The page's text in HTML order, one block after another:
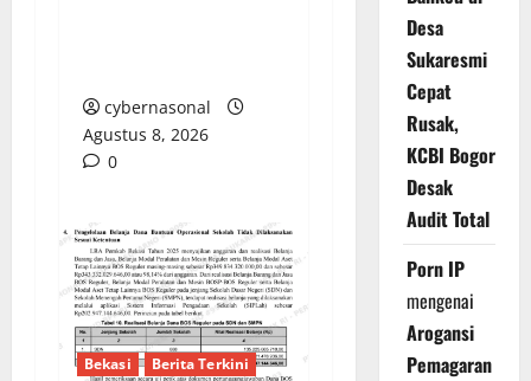
cybernasonal
Agustus 8, 2026
0
Bekasi
Berita Terkini
Desa
Sukaresmi
Cepat
Rusak,
KCBI Bogor
Desak
Audit Total
Porn IP
mengenai
Arogansi
Pemagaran